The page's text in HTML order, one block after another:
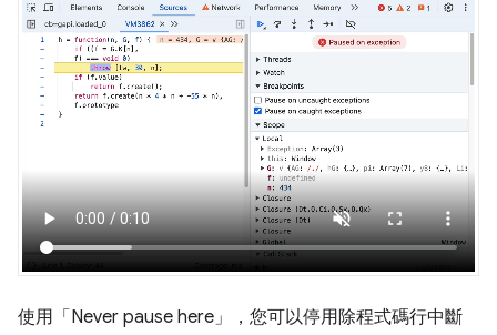
使用「Never pause here」
，您可以停用除程式碼行中斷